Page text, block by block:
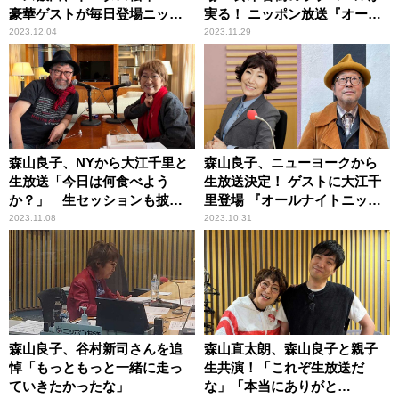
豪華ゲストが毎日登場ニッポ
ン放送『オールナイトニッポ
ン MUSIC10』
2023.12.04
実る！ ニッポン放送『オール
ナイトニッポンMUSIC10』12
月12日（火）22時～
2023.11.29
森山良子、NYから大江千里と
生放送「今日は何食べよう
か？」 生セッションも披
露！
2023.11.08
森山良子、ニューヨークから
生放送決定！ ゲストに大江千
里登場 『オールナイトニッポ
ン MUSIC10』
2023.10.31
森山良子、谷村新司さんを追
悼「もっともっと一緒に走っ
ていきたかったな」
森山直太朗、森山良子と親子
生共演！「これぞ生放送だ
な」「本当にありがと